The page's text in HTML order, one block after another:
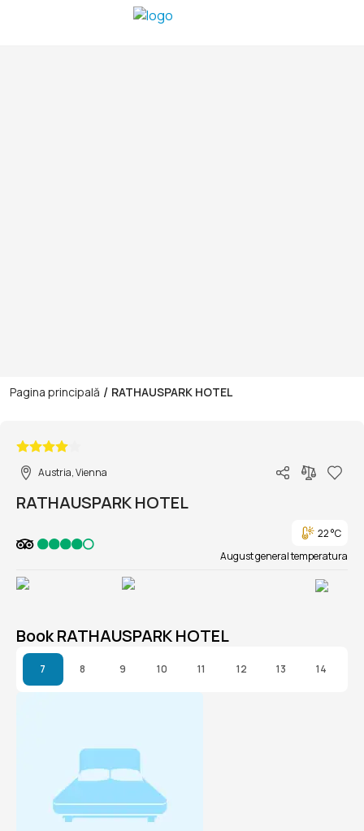
Pagina principală / RATHAUSPARK HOTEL
Austria, Vienna
RATHAUSPARK HOTEL
22 °C
August general temperatura
Book RATHAUSPARK HOTEL
7 8 9 10 11 12 13 14